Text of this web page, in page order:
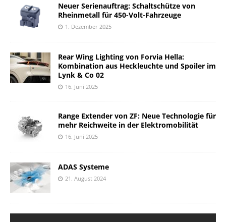
Neuer Serienauftrag: Schaltschütze von
Rheinmetall für 450-Volt-Fahrzeuge
1. Dezember 2025
Rear Wing Lighting von Forvia Hella:
Kombination aus Heckleuchte und Spoiler im
Lynk & Co 02
16. Juni 2025
Range Extender von ZF: Neue Technologie für
mehr Reichweite in der Elektromobilität
16. Juni 2025
ADAS Systeme
21. August 2024